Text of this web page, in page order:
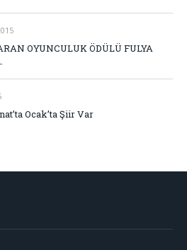
OYUNCULUK ÖDÜLÜ FULYA
Ocak’ta Şiir Var